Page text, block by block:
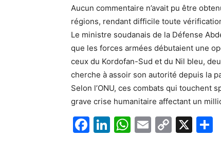
Aucun commentaire n’avait pu être
régions, rendant difficile toute
Le ministre soudanais de la Défense
que les forces armées débutaient une
ceux du Kordofan-Sud et du Nil bleu,
cherche à assoir son autorité depuis la
Selon l’ONU, ces combats qui touchent
grave crise humanitaire affectant un
F
Li W E
C
X